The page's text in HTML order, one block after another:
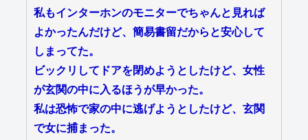
私もインターホンのモニターでちゃんと見れば
よかったんだけど、簡易書留だからと安心して
しまってた。
ビックリしてドアを閉めようとしたけど、女性
が玄関の中に入るほうが早かった。
私は恐怖で家の中に逃げようとしたけど、玄関
で女に捕まった。